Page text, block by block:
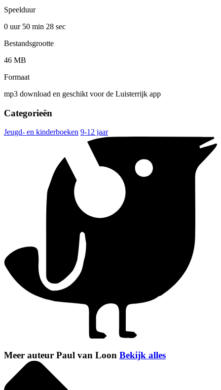
Speelduur
0 uur 50 min 28 sec
Bestandsgrootte
46 MB
Formaat
mp3 download en geschikt voor de Luisterrijk app
Categorieën
Jeugd- en kinderboeken 9-12 jaar
Meer auteur Paul van Loon Bekijk alles